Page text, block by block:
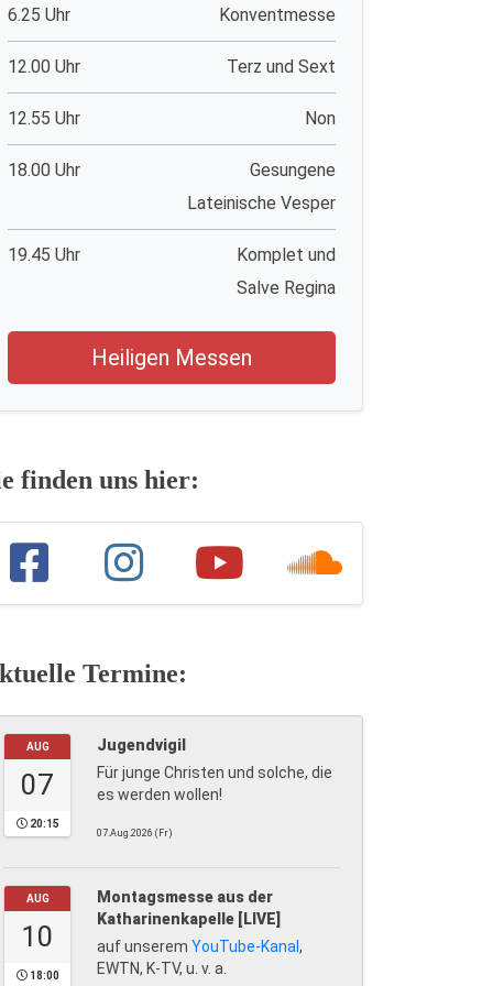
6.25 Uhr Konventmesse
12.00 Uhr Terz und Sext
12.55 Uhr Non
18.00 Uhr
Gesungene
Lateinische Vesper
19.45 Uhr
Komplet und
Salve Regina
Heiligen Messen
finden uns hier:
Termine:
AUG
07
20:15
Jugendvigil
Für junge Christen und solche, die
es werden wollen!
07.Aug.2026 (Fr)
AUG
10
18:00
Montagsmesse aus der
Katharinenkapelle [LIVE]
auf unserem YouTube-Kanal ,
EWTN, K-TV, u. v. a.